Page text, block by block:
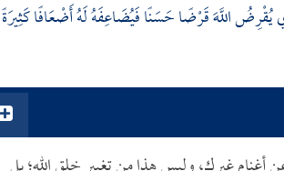
يُقْرِضُ اللَّهَ قَرْضًا حَسَنًا فَيُضَاعِفَهُ لَهُ أَضْعَافًا كَثِيرَةً